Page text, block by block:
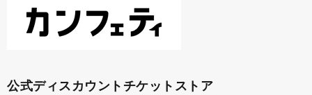
公式ディスカウントチケットストア